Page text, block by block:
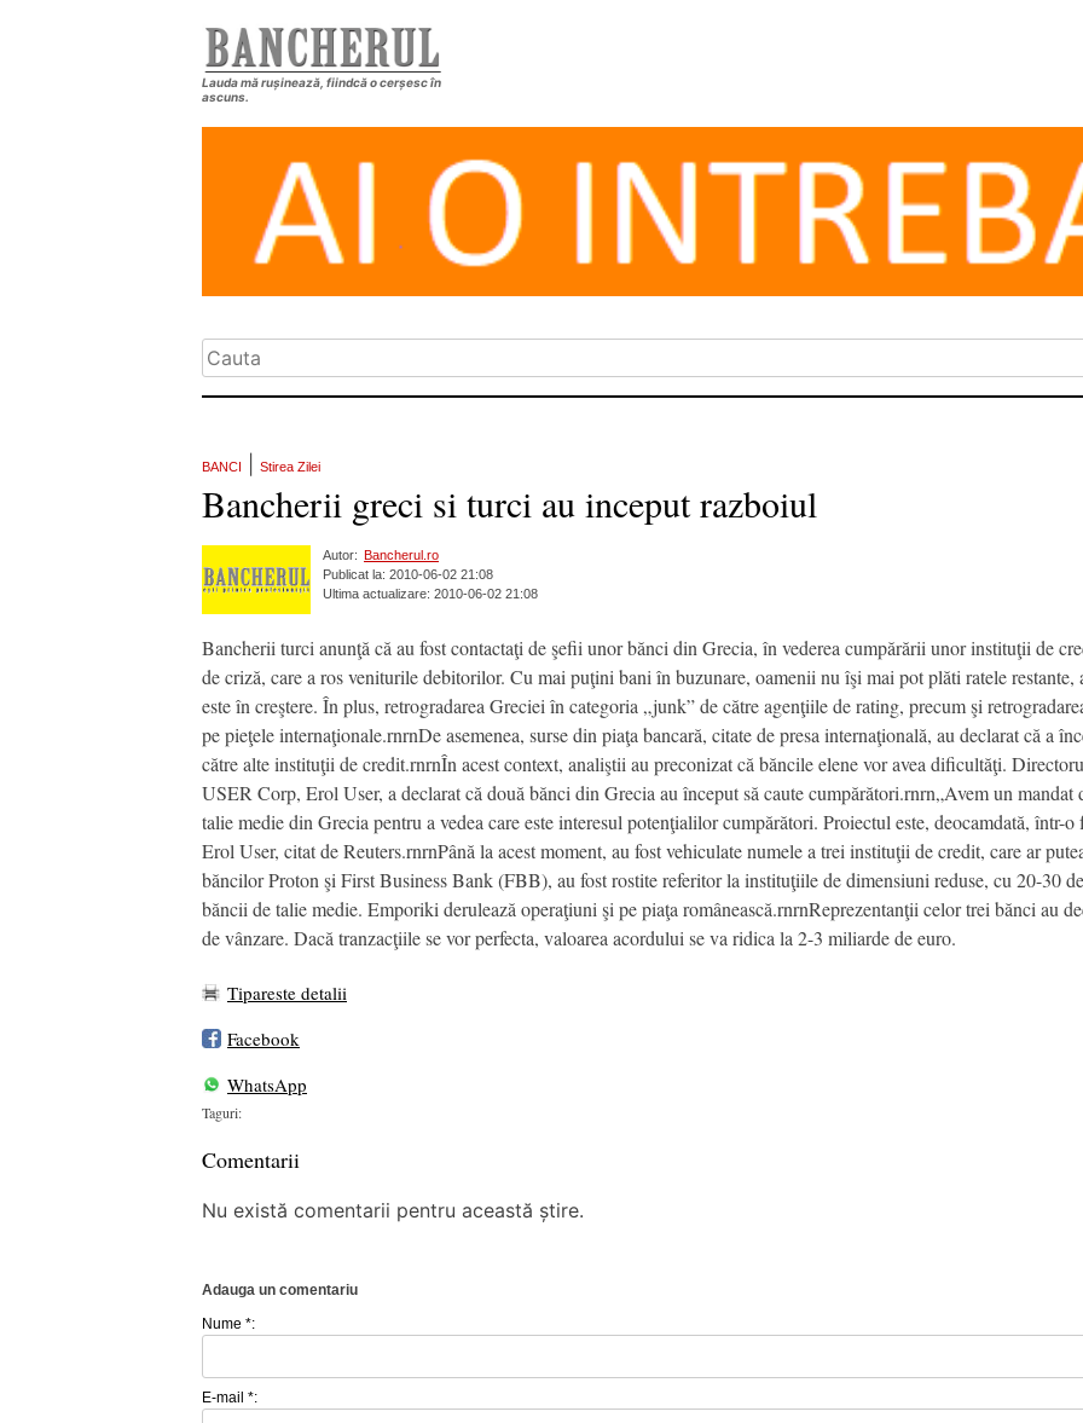
Lauda mă rușinează, fiindcă o cerșesc în
ascuns.
BANCI Stirea Zilei
Bancherii greci si turci au inceput razboiul
Autor:
Bancherul.ro
Publicat la: 2010-06-02 21:08
Ultima actualizare: 2010-06-02 21:08
Bancherii turci anunţă că au fost contactaţi de şefii unor bănci din Grecia, în vederea cumpărării unor instituţii de
de criză, care a ros veniturile debitorilor. Cu mai puţini bani în buzunare, oamenii nu îşi mai pot plăti ratele
este în creştere. În plus, retrogradarea Greciei în categoria „junk” de către agenţiile de rating, precum şi
pe pieţele internaţionale.rnrnDe asemenea, surse din piaţa bancară, citate de presa internaţională, au declarat că a
către alte instituţii de credit.rnrnÎn acest context, analiştii au preconizat că băncile elene vor avea dificultăţi.
USER Corp, Erol User, a declarat că două bănci din Grecia au început să caute cumpărători.rnrn„Avem un mandat
talie medie din Grecia pentru a vedea care este interesul potenţialilor cumpărători. Proiectul este, deocamdată, într-
Erol User, citat de Reuters.rnrnPână la acest moment, au fost vehiculate numele a trei instituţii de credit, care ar
băncilor Proton şi First Business Bank (FBB), au fost rostite referitor la instituţiile de dimensiuni reduse, cu 20-30
băncii de talie medie. Emporiki derulează operaţiuni şi pe piaţa românească.rnrnReprezentanţii celor trei bănci au
de vânzare. Dacă tranzacţiile se vor perfecta, valoarea acordului se va ridica la 2-3 miliarde de euro.
Tipareste detalii
Facebook
WhatsApp
Taguri:
Comentarii
Nu există comentarii pentru această știre.
Adauga un comentariu
Nume *:
E-mail *: